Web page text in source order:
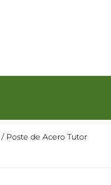
/ Poste de Acero Tutor